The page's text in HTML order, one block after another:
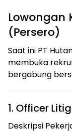
Lowongan
(Persero)
Saat ini PT
membuka
bergabung
1. Officer
Deskripsi